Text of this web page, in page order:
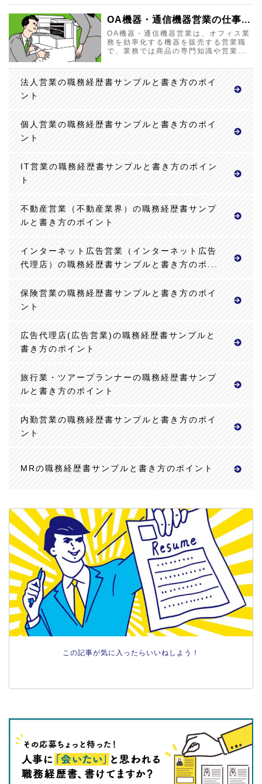
OA機器・通信機器営業の仕事...
OA機器・通信機器営業は、オフィス業
務を効率化する機器を販売する営業職
で、業務では商品の専門知識や営業...
法人営業の職務経歴書サンプルと書き方のポイ
ント
個人営業の職務経歴書サンプルと書き方のポイ
ント
IT営業の職務経歴書サンプルと書き方のポイン
ト
不動産営業（不動産業界）の職務経歴書サンプ
ルと書き方のポイント
インターネット広告営業（インターネット広告
代理店）の職務経歴書サンプルと書き方のポ...
保険営業の職務経歴書サンプルと書き方のポイ
ント
広告代理店(広告営業)の職務経歴書サンプルと
書き方のポイント
旅行業・ツアープランナーの職務経歴書サンプ
ルと書き方のポイント
内勤営業の職務経歴書サンプルと書き方のポイ
ント
MRの職務経歴書サンプルと書き方のポイント
この記事が気に入ったらいいねしよう！